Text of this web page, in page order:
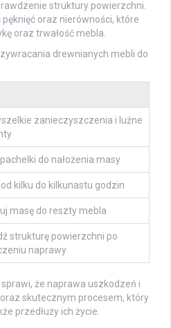
struktury powierzchni.
oraz nierówności, które
oraz trwałość mebla.
drewnianych mebli do
zanieczyszczenia i luźne
do nałożenia masy
kilku do kilkunastu godzin
masę do reszty mebla
strukturę powierzchni po
naprawy
że naprawa uszkodzeń i
skutecznym procesem, który
przedłuży ich życie.